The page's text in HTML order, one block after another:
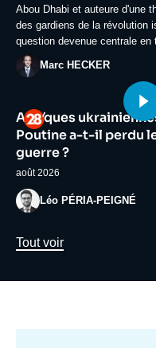
Abou Dhabi et auteure d'une
des gardiens de la révolution
question devenue centrale en
PhotoMarc HECKER
Logo
Image
principale
médiatique
Attaques
Poutine a-t-il perdu
guerre ?
août 2026
PhotoLéo PÉRIA-PEIGNÉ
Lien
Tout voir